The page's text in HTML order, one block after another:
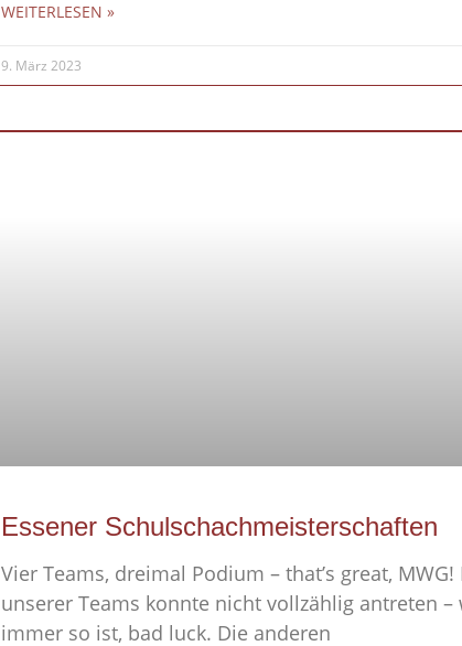
WEITERLESEN »
9. März 2023
Essener Schulschachmeisterschaften
Vier Teams, dreimal Podium – that’s great, MWG!
unserer Teams konnte nicht vollzählig antreten –
immer so ist, bad luck. Die anderen